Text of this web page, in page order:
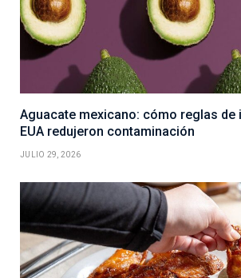
Aguacate mexicano: cómo reglas de
EUA redujeron contaminación
JULIO 29, 2026